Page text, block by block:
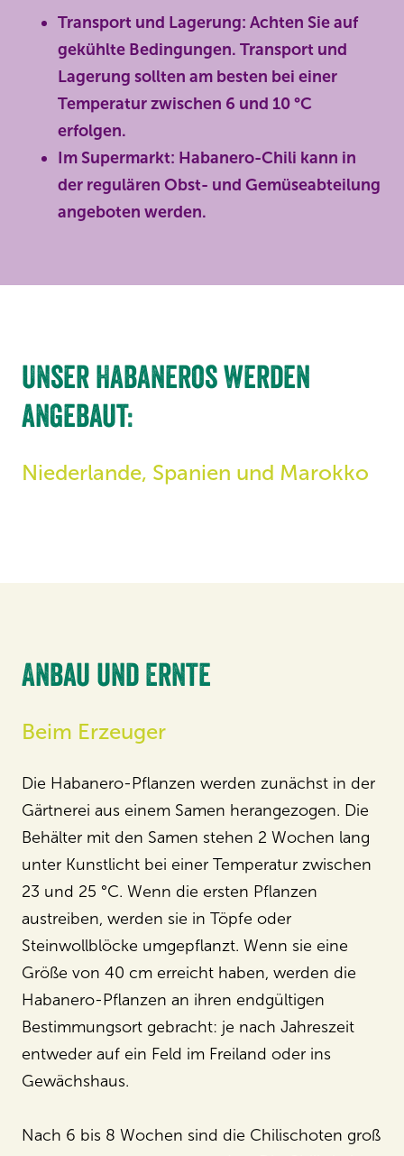
Transport und Lagerung: Achten Sie auf
gekühlte Bedingungen. Transport und
Lagerung sollten am besten bei einer
Temperatur zwischen 6 und 10 °C
erfolgen.
Im Supermarkt: Habanero-Chili kann in
der regulären Obst- und Gemüseabteilung
angeboten werden.
Unser Habaneros werden
angebaut:
Niederlande, Spanien und Marokko
Anbau und Ernte
Beim Erzeuger
Die Habanero-Pflanzen werden zunächst in der
Gärtnerei aus einem Samen herangezogen. Die
Behälter mit den Samen stehen 2 Wochen lang
unter Kunstlicht bei einer Temperatur zwischen
23 und 25 °C. Wenn die ersten Pflanzen
austreiben, werden sie in Töpfe oder
Steinwollblöcke umgepflanzt. Wenn sie eine
Größe von 40 cm erreicht haben, werden die
Habanero-Pflanzen an ihren endgültigen
Bestimmungsort gebracht: je nach Jahreszeit
entweder auf ein Feld im Freiland oder ins
Gewächshaus.
Nach 6 bis 8 Wochen sind die Chilischoten groß